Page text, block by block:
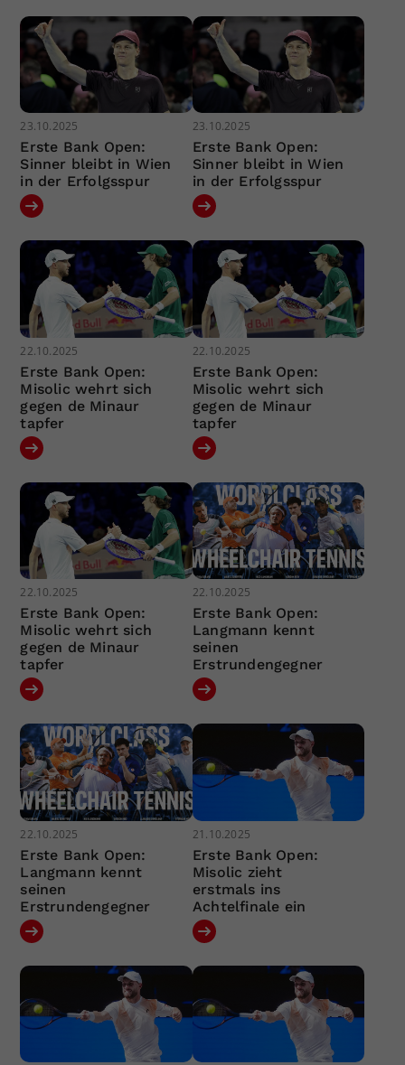
23.10.2025
Erste Bank Open:
Sinner bleibt in Wien
in der Erfolgsspur
23.10.2025
Erste Bank Open:
Sinner bleibt in Wien
in der Erfolgsspur
22.10.2025
Erste Bank Open:
Misolic wehrt sich
gegen de Minaur
tapfer
22.10.2025
Erste Bank Open:
Misolic wehrt sich
gegen de Minaur
tapfer
22.10.2025
Erste Bank Open:
Misolic wehrt sich
gegen de Minaur
tapfer
22.10.2025
Erste Bank Open:
Langmann kennt
seinen
Erstrundengegner
22.10.2025
Erste Bank Open:
Langmann kennt
seinen
Erstrundengegner
21.10.2025
Erste Bank Open:
Misolic zieht
erstmals ins
Achtelfinale ein